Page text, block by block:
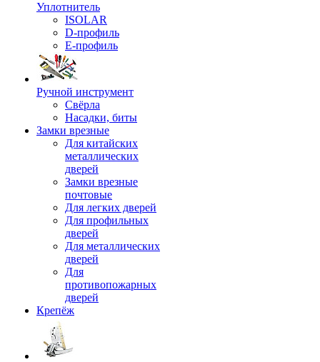
Уплотнитель
ISOLAR
D-профиль
Е-профиль
Ручной инструмент
Свёрла
Насадки, биты
Замки врезные
Для китайских
металлических
дверей
Замки врезные
почтовые
Для легких дверей
Для профильных
дверей
Для металлических
дверей
Для
противопожарных
дверей
Крепёж